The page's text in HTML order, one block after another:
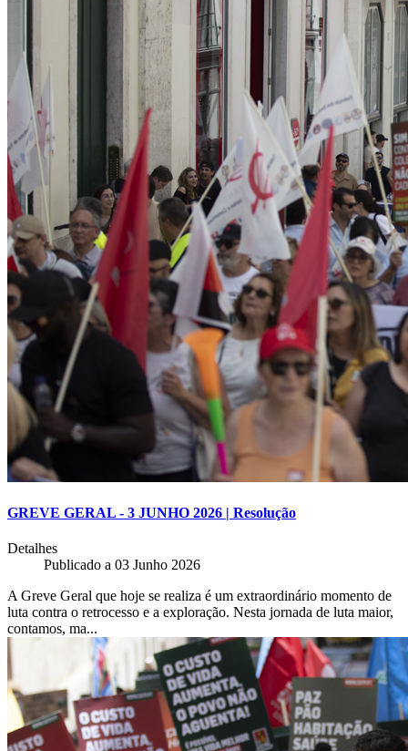
GREVE GERAL - 3 JUNHO 2026 | Resolução
Detalhes
Publicado a 03 Junho 2026
A Greve Geral que hoje se realiza é um extraordinário momento de
luta contra o retrocesso e a exploração. Nesta jornada de luta maior,
contamos, ma...